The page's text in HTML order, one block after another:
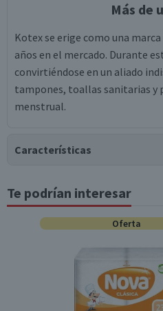
Más de
Kotex se erige como una
años en el mercado. Durante
convirtiéndose en un aliado
tampones, toallas sanitarias y
menstrual.
Características
Tipo de Producto
Contenido
Te podrían interesar
Oferta